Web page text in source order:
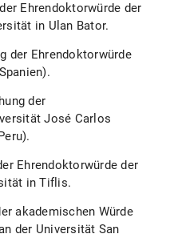
Ehrendoktorwürde der
in Ulan Bator.
der Ehrendoktorwürde
der
José Carlos
Ehrendoktorwürde der
in Tiflis.
akademischen Würde
der Universität San